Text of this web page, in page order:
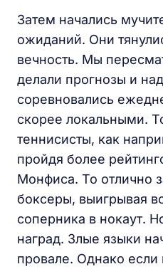
Затем начались
ожиданий. Они
вечность. Мы
делали прогнозы и
соревновались
скорее локальными.
теннисисты, как
пройдя более
Монфиса. То отлично
боксеры, выигрывая
соперника в нокаут.
наград. Злые языки
провале. Однако если